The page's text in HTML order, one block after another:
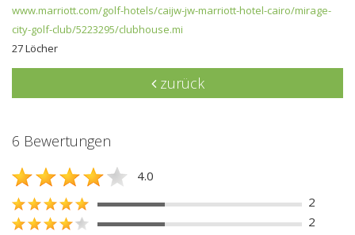
www.marriott.com/golf-hotels/caijw-jw-marriott-hotel-cairo/mirage-
city-golf-club/5223295/clubhouse.mi
27 Löcher
zurück
6 Bewertungen
4.0
2
2